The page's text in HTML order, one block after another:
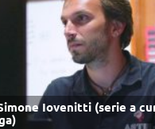
Iovenitti (serie a